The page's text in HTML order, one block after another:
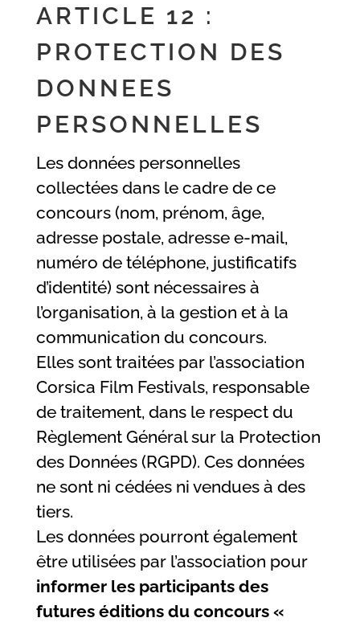
ARTICLE 12 :
PROTECTION DES
DONNEES
PERSONNELLES
Les données personnelles
collectées dans le cadre de ce
concours (nom, prénom, âge,
adresse postale, adresse e-mail,
numéro de téléphone, justificatifs
d’identité) sont nécessaires à
l’organisation, à la gestion et à la
communication du concours.
Elles sont traitées par l’association
Corsica Film Festivals, responsable
de traitement, dans le respect du
Règlement Général sur la Protection
des Données (RGPD). Ces données
ne sont ni cédées ni vendues à des
tiers.
Les données pourront également
être utilisées par l’association pour
informer les participants des
futures éditions du concours «